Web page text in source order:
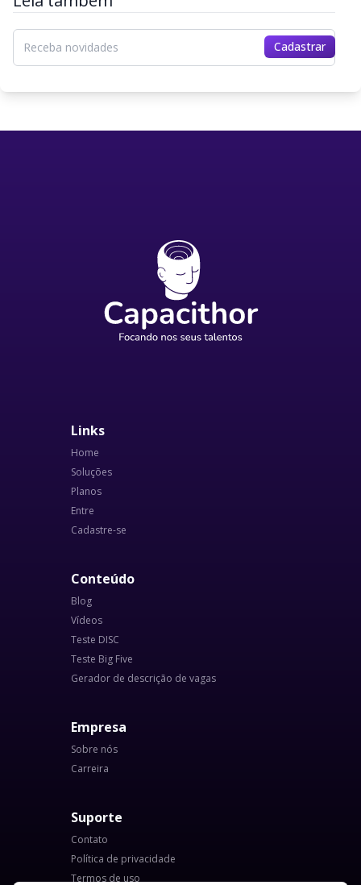
Cadastrar
Links
Home
Soluções
Planos
Entre
Cadastre-se
Conteúdo
Blog
Vídeos
Teste DISC
Teste Big Five
Gerador de descrição de vagas
Empresa
Sobre nós
Carreira
Suporte
Contato
Política de privacidade
Termos de uso